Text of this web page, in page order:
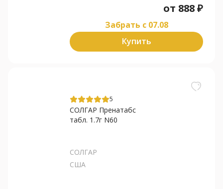
от 888₽
Забрать c 07.08
Купить
5
СОЛГАР Пренатабс
табл. 1.7г N60
СОЛГАР
США